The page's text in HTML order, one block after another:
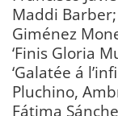
Maddi Barber;
Giménez
‘Finis Gloria
‘Galatée á
Pluchino,
Fátima